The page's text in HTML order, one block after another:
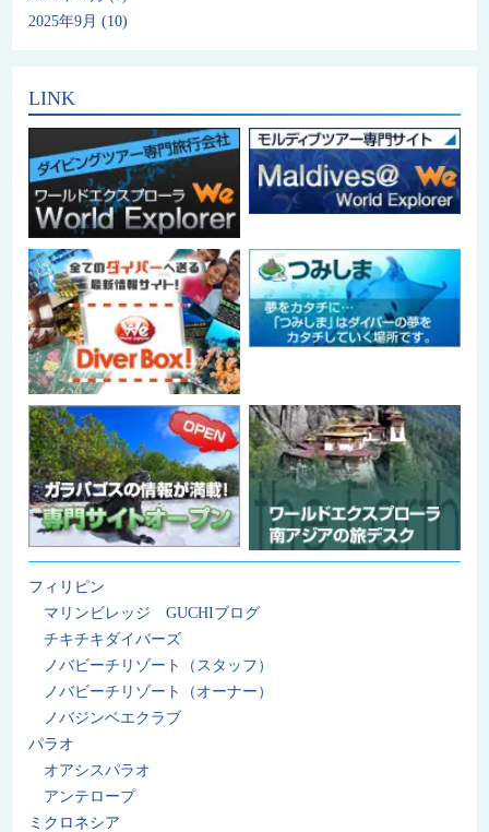
2025年9月 (10)
LINK
フィリピン
マリンビレッジ GUCHIブログ
チキチキダイバーズ
ノバビーチリゾート（スタッフ）
ノバビーチリゾート（オーナー）
ノバジンベエクラブ
パラオ
オアシスパラオ
アンテロープ
ミクロネシア